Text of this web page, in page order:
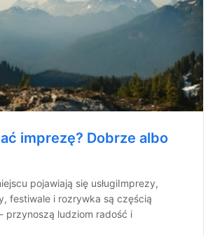
imprezę? Dobrze albo
pojawiają się usługiImprezy,
festiwale i rozrywka są częścią
przynoszą ludziom radość i